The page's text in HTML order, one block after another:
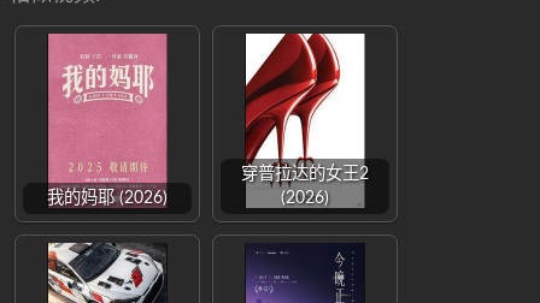
我的妈耶 (2026)
穿普拉达的女王2
(2026)